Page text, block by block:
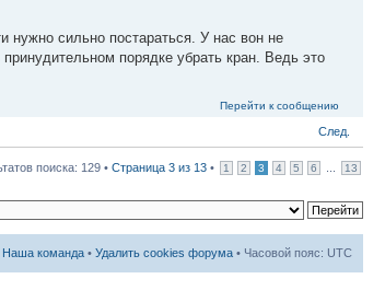
нужно сильно постараться. У нас вон не
порядке убрать кран. Ведь это
Перейти к сообщению
След.
поиска: 129 • Страница 3 из 13 • 1 2 3 4 5 6 13
Наша команда • Удалить cookies форума • Часовой пояс: UTC